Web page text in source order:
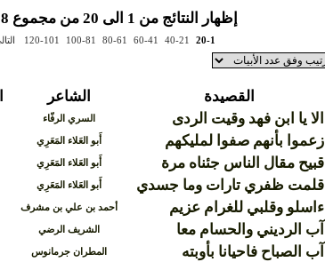
إظهار النتائج من 1 الى 20 من مجموع 133798
20-1
40-21
60-41
80-61
100-81
120-101
القصيدة الشاعر
الا يا ابن فهد وقيت الردى
السري الرفّاء
زعموا بأنهم صفوا لمليكهم
أَبو العَلاء المَعَرِي
قبيح مقال الناس جئناه مرة
أَبو العَلاء المَعَرِي
قلمت ظفري تارات وما جسدي
أَبو العَلاء المَعَرِي
ءاسلو وقلبي للغرام عزيم
أحمد بن علي بن مشرف
آب الرديني والحسام معا
الشريف الرضي
آب الصباح فاحيانا بأوبته
المطران جرمانوس